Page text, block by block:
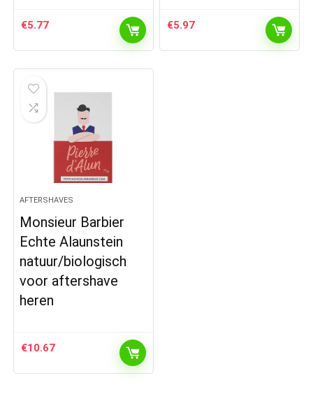
€5.77 €5.97
AFTERSHAVES
Monsieur Barbier
Echte Alaunstein
natuur/biologisch
voor aftershave
heren
€10.67